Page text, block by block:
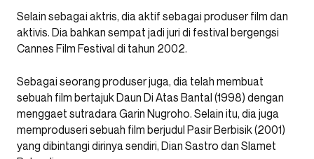
Selain sebagai aktris, dia aktif sebagai produser film dan
aktivis. Dia bahkan sempat jadi juri di festival bergengsi
Cannes Film Festival di tahun 2002.
Sebagai seorang produser juga, dia telah membuat
sebuah film bertajuk Daun Di Atas Bantal (1998) dengan
menggaet sutradara Garin Nugroho. Selain itu, dia juga
memproduseri sebuah film berjudul Pasir Berbisik (2001)
yang dibintangi dirinya sendiri, Dian Sastro dan Slamet